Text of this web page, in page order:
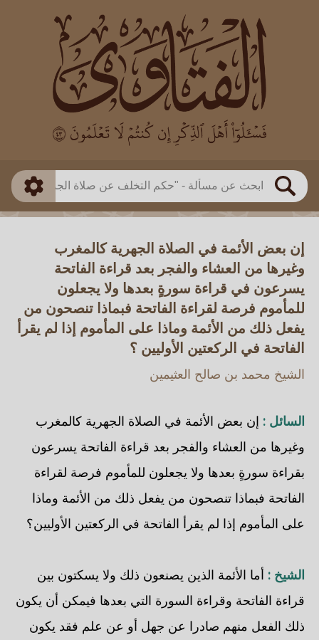
بحث
العالم
بن باز
بن العثيمين
اللجنة الدائمة
طريقة البحث
ذكي
إن بعض الأئمة في الصلاة الجهرية كالمغرب
وغيرها من العشاء والفجر بعد قراءة الفاتحة
يسرعون في قراءة سورةٍ بعدها ولا يجعلون
للمأموم فرصة لقراءة الفاتحة فبماذا تنصحون من
يفعل ذلك من الأئمة وماذا على المأموم إذا لم يقرأ
الفاتحة في الركعتين الأوليين ؟
الشيخ محمد بن صالح العثيمين
السائل : إن بعض الأئمة في الصلاة الجهرية كالمغرب
وغيرها من العشاء والفجر بعد قراءة الفاتحة يسرعون
بقراءة سورةٍ بعدها ولا يجعلون للمأموم فرصة لقراءة
الفاتحة فبماذا تنصحون من يفعل ذلك من الأئمة وماذا
على المأموم إذا لم يقرأ الفاتحة في الركعتين الأوليين؟
الشيخ : أما الأئمة الذين يصنعون ذلك ولا يسكتون بين
قراءة الفاتحة وقراءة السورة التي بعدها فيمكن أن يكون
ذلك الفعل منهم صادرا عن جهل أو عن علم فقد يكون